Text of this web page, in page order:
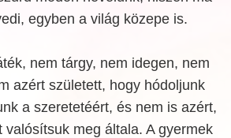
egyben a világ közepe is.
nem tárgy, nem idegen, nem
azért született, hogy hódoljunk
a szeretetéért, és nem is azért,
valósítsuk meg általa. A gyermek